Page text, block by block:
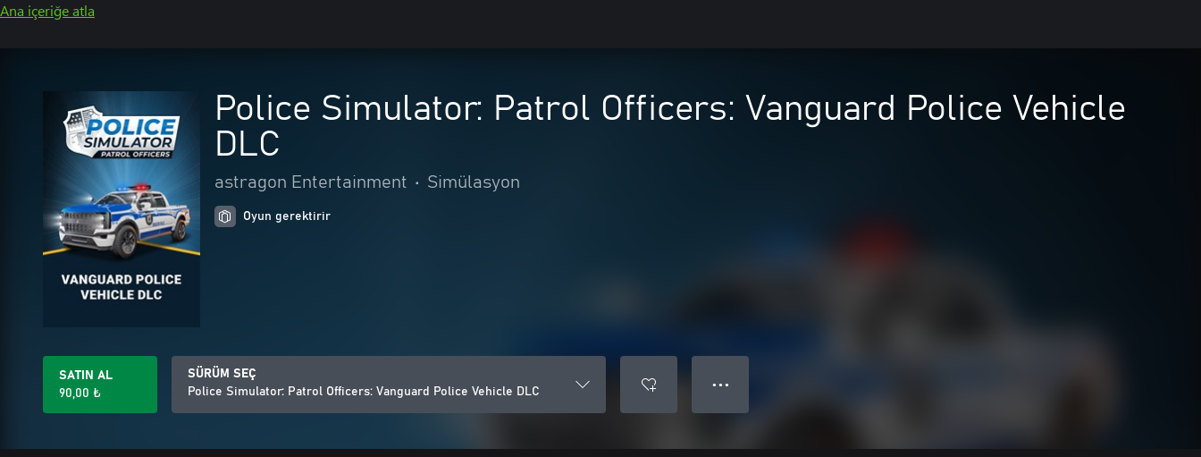
Ana içeriğe atla
Police Simulator: Patrol Officers: Vanguard Police Vehicle
DLC
astragon Entertainment • Simülasyon
Oyun gerektirir
SATIN AL
90,00 ₺
SÜRÜM SEÇ
Police Simulator: Patrol Officers: Vanguard Police Vehicle DLC
● ● ●